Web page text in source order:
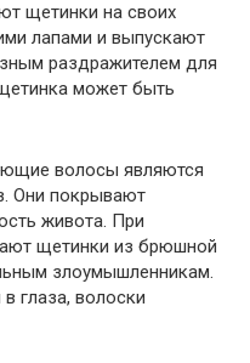
щетинки на своих
лапами и выпускают
раздражителем для
может быть
волосы являются
Они покрывают
живота. При
щетинки из брюшной
злоумышленникам.
глаза, волоски